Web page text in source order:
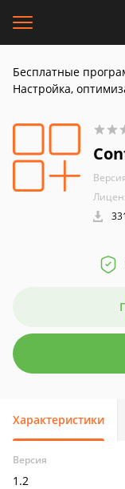
Бесплатные
Настройка,
Характеристики
Версия
1.2